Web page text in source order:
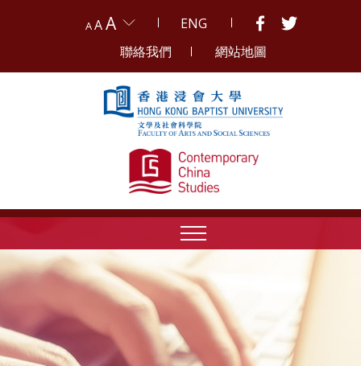
AAA
ENG
聯絡我們
網站地圖
Skip to content (Press enter)